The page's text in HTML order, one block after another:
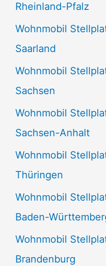
Rheinland-Pfalz
Wohnmobil
Saarland
Wohnmobil
Sachsen
Wohnmobil
Sachsen-Anhalt
Wohnmobil
Thüringen
Wohnmobil
Baden-
Wohnmobil
Brandenburg